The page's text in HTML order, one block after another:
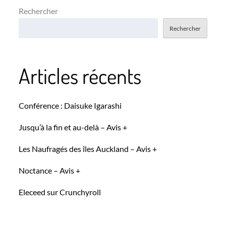
Rechercher
Rechercher
Articles récents
Conférence : Daisuke Igarashi
Jusqu’à la fin et au-delà – Avis +
Les Naufragés des îles Auckland – Avis +
Noctance – Avis +
Eleceed sur Crunchyroll